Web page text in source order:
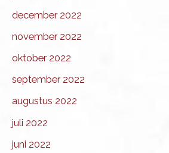
december 2022
november 2022
oktober 2022
september 2022
augustus 2022
juli 2022
juni 2022